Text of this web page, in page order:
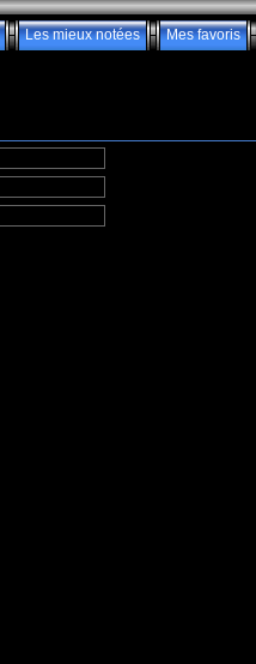
Les mieux notées Mes favoris